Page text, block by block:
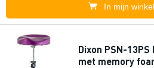
In mijn
Dixon PSN-
met memory